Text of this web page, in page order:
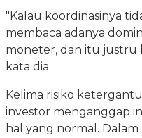
"Kalau koordinasinya
membaca adanya
moneter, dan itu justru
kata dia.
Kelima risiko
investor menganggap
hal yang normal.